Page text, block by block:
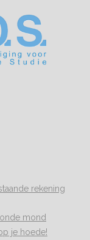
rekening
mond
je hoede!